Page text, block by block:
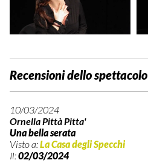
Recensioni dello spettacolo
10/03/2024
Ornella Pittà Pitta'
Una bella serata
Visto a:La Casa degli Specchi
Il:02/03/2024